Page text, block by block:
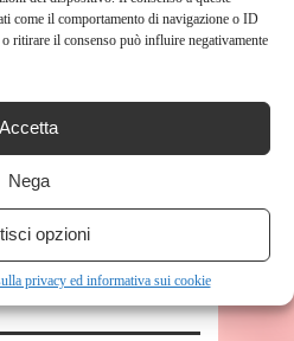
come il comportamento di navigazione o ID
ritirare il consenso può influire negativamente
Accetta
Nega
opzioni
privacy ed informativa sui cookie